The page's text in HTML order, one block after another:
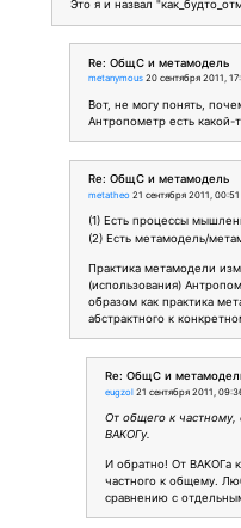
Это я и назвал
Re: ОбщС и метамодель
metanymous 20 сентября 2011,
Вот, не могу понять,
Антропометр есть какой-
Re: ОбщС и метамодель
metatheo 21 сентября 2011, 00:51
(1) Есть процессы
(2) Есть метамодель/
Практика метамодели
(использования)
образом как практика
абстрактного к
Re: ОбщС и
eugzol 21 сентября 2011,
От общего к частному,
ВАКОГу.
И обратно! От ВАКОГа
частного к общему.
сравнению с